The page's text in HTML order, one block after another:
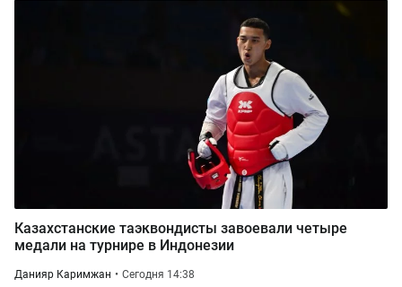
Казахстанские таэквондисты завоевали четыре
медали на турнире в Индонезии
Данияр Каримжан Сегодня 14:38